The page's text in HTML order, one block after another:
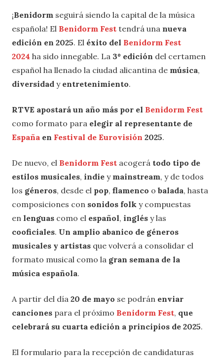
¡Benidorm seguirá siendo la capital de la música
española! El Benidorm Fest tendrá una nueva
edición en 2025. El éxito del Benidorm Fest
2024 ha sido innegable. La 3º edición del certamen
español ha llenado la ciudad alicantina de música,
diversidad y entretenimiento.
RTVE apostará un año más por el Benidorm Fest
como formato para elegir al representante de
España en Festival de Eurovisión 2025.
De nuevo, el Benidorm Fest acogerá todo tipo de
estilos musicales, indie y mainstream, y de todos
los géneros, desde el pop, flamenco o balada, hasta
composiciones con sonidos folk y compuestas
en lenguas como el español, inglés y las
cooficiales. Un amplio abanico de géneros
musicales y artistas que volverá a consolidar el
formato musical como la gran semana de la
música española.
A partir del día 20 de mayo se podrán enviar
canciones para el próximo Benidorm Fest, que
celebrará su cuarta edición a principios de 2025.
El formulario para la recepción de candidaturas